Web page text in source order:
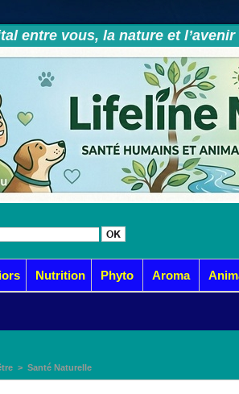
entre vous, la nature et
Nutrition Phyto Aroma
> Santé Naturelle